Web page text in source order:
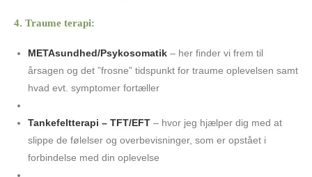
4. Traume terapi:
METAsundhed/Psykosomatik – her finder vi frem til
årsagen og det ”frosne” tidspunkt for traume oplevelsen samt
hvad evt. symptomer fortæller
Tankefeltterapi – TFT/EFT – hvor jeg hjælper dig med at
slippe de følelser og overbevisninger, som er opstået i
forbindelse med din oplevelse